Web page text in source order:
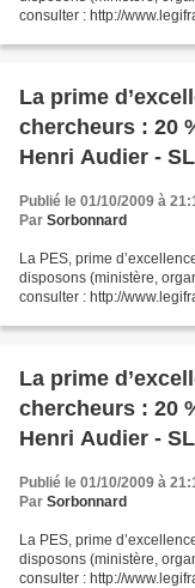
consulter : http://
La prime
chercheurs : 20
Henri Audier -
Publié le 01/10/2009 à
Par Sorbonnard
La PES, prime
disposons (ministère,
consulter : http://
La prime
chercheurs : 20
Henri Audier -
Publié le 01/10/2009 à
Par Sorbonnard
La PES, prime
disposons (ministère,
consulter : http://